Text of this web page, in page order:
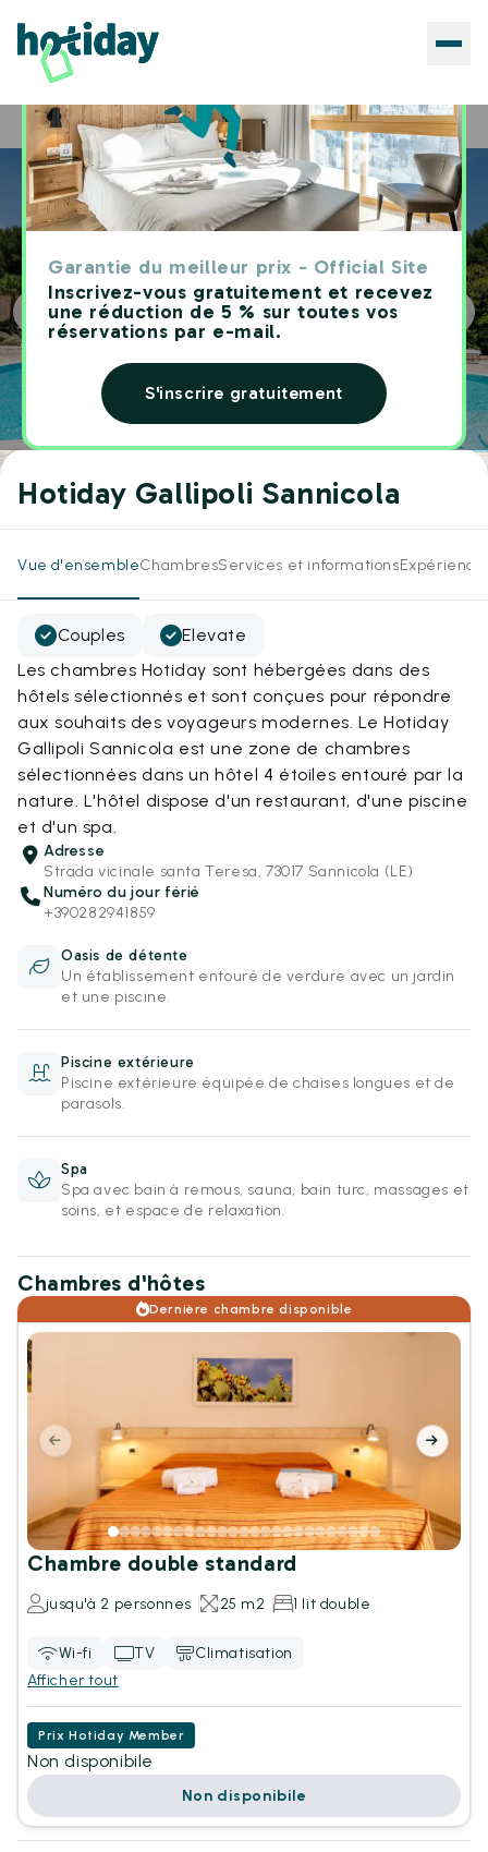
Garantie du meilleur prix - Official Site
Inscrivez-vous gratuitement et recevez
une réduction de 5 % sur toutes vos
réservations par e-mail.
S'inscrire gratuitement
Home Hôtels Hotiday Gallipoli Sannicola
Hotiday Gallipoli Sannicola
Vue d'ensembleChambresServices et informations
Couples
Elevate
Les chambres Hotiday sont hébergées dans des
hôtels sélectionnés et sont conçues pour répondre
aux souhaits des voyageurs modernes. Le Hotiday
Gallipoli Sannicola est une zone de chambres
sélectionnées dans un hôtel 4 étoiles entouré par la
nature. L'hôtel dispose d'un restaurant, d'une piscine
et d'un spa.
Adresse
Strada vicinale santa Teresa, 73017 Sannicola (LE)
Numéro du jour férié
+390282941859
Oasis de détente
Un établissement entouré de verdure avec un jardin
et une piscine.
Piscine extérieure
Piscine extérieure équipée de chaises longues et de
parasols.
Spa
Spa avec bain à remous, sauna, bain turc, massages et
soins, et espace de relaxation.
Chambres d'hôtes
Dernière chambre disponible
Chambre double standard
jusqu'à 2 personnes 25 m2 1 lit double
Wi-fi TV
Climatisation
Afficher tout
Prix Hotiday Member
Non disponibile
Non disponibile